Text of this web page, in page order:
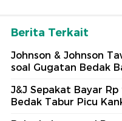
Berita Terkait
Johnson & Johnson
soal Gugatan Bedak
J&J Sepakat Bayar
Bedak Tabur Picu